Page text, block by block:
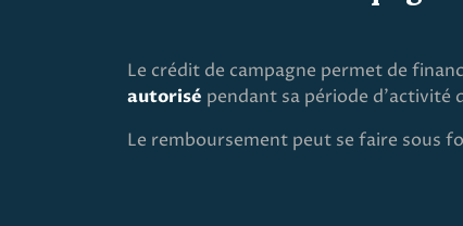
Le crédit de campagne permet de
autorisé pendant sa période d’activité
Le remboursement peut se faire sous